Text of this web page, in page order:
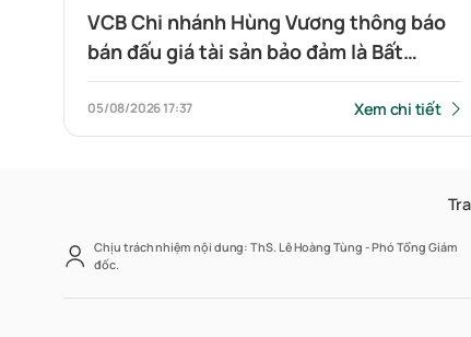
VCB Chi nhánh Hùng Vương thông báo
bán đấu giá tài sản bảo đảm là Bất
Động sản: Quyền sử dụng đất và tài
sản gắn liền với đất tại địa chỉ số 78
đường N2, Khu phố 3, Phường Phú
05/08/202617:37 Xem chi tiết
Chịu trách nhiệm nội dung: ThS. Lê Hoàng Tùng - Phó Tổng Giám
đốc.